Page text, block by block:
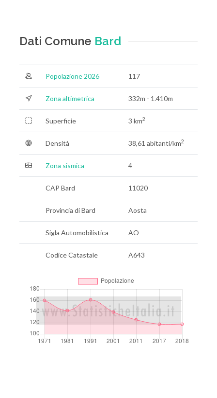
Dati Comune Bard
Popolazione 2026 117
Zona altimetrica 332m - 1.410m
Superficie 3 km2
Densità 38,61 abitanti/km2
Zona sismica 4
CAP Bard 11020
Provincia di Bard Aosta
Sigla Automobilistica AO
Codice Catastale A643